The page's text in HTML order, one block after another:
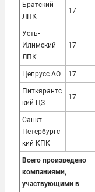
Братский
ЛПК
17
Усть-
Илимский
ЛПК
17
Цепрусс АО 17
Питкярантс
кий ЦЗ
17
Санкт-
Петербургс
кий КПК
Всего произведено
компаниями,
участвующими в